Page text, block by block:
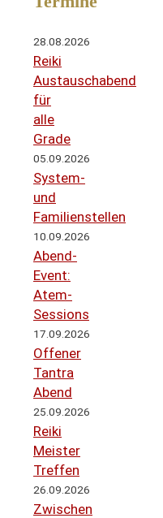
28.08.2026
Reiki
Austauschabend
für
alle
Grade
05.09.2026
System-
und
Familienstellen
10.09.2026
Abend-
Event:
Atem-
Sessions
17.09.2026
Offener
Tantra
Abend
25.09.2026
Reiki
Meister
Treffen
26.09.2026
Zwischen